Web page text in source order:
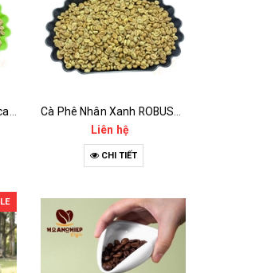
Liên hệ
CHI TIẾT